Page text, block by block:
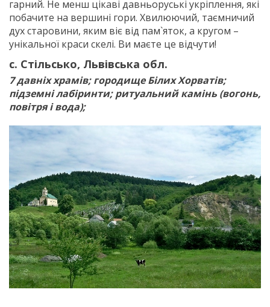
гарний. Не менш цікаві давньоруські укріплення, які
побачите на вершині гори. Хвилюючий, таємничий
дух старовини, яким віє від пам`яток, а кругом –
унікальної краси скелі. Ви маєте це відчути!
с. Стільсько, Львівська обл.
7 давніх храмів; городище Білих Хорватів;
підземні лабіринти; ритуальний камінь (вогонь,
повітря і вода);